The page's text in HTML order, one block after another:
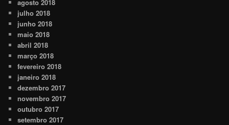
agosto 2018
julho 2018
junho 2018
maio 2018
abril 2018
março 2018
fevereiro 2018
janeiro 2018
dezembro 2017
novembro 2017
outubro 2017
setembro 2017